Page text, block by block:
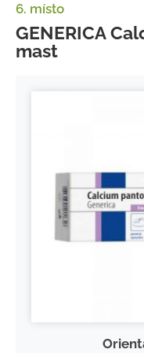
6. místo
GENERICA
mast